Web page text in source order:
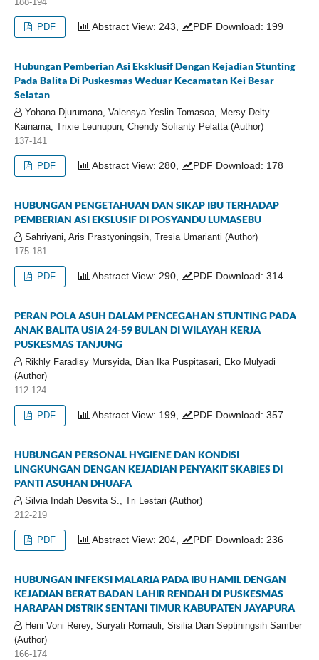
PDF Abstract View: 243, PDF Download: 199
Hubungan Pemberian Asi Eksklusif Dengan Kejadian Stunting
Pada Balita Di Puskesmas Weduar Kecamatan Kei Besar
Selatan
Yohana Djurumana, Valensya Yeslin Tomasoa, Mersy Delty
Kainama, Trixie Leunupun, Chendy Sofianty Pelatta (Author)
137-141
PDF Abstract View: 280, PDF Download: 178
HUBUNGAN PENGETAHUAN DAN SIKAP IBU TERHADAP
PEMBERIAN ASI EKSLUSIF DI POSYANDU LUMASEBU
Sahriyani, Aris Prastyoningsih, Tresia Umarianti (Author)
175-181
PDF Abstract View: 290, PDF Download: 314
PERAN POLA ASUH DALAM PENCEGAHAN STUNTING PADA
ANAK BALITA USIA 24-59 BULAN DI WILAYAH KERJA
PUSKESMAS TANJUNG
Rikhly Faradisy Mursyida, Dian Ika Puspitasari, Eko Mulyadi
(Author)
112-124
PDF Abstract View: 199, PDF Download: 357
HUBUNGAN PERSONAL HYGIENE DAN KONDISI
LINGKUNGAN DENGAN KEJADIAN PENYAKIT SKABIES DI
PANTI ASUHAN DHUAFA
Silvia Indah Desvita S., Tri Lestari (Author)
212-219
PDF Abstract View: 204, PDF Download: 236
HUBUNGAN INFEKSI MALARIA PADA IBU HAMIL DENGAN
KEJADIAN BERAT BADAN LAHIR RENDAH DI PUSKESMAS
HARAPAN DISTRIK SENTANI TIMUR KABUPATEN JAYAPURA
Heni Voni Rerey, Suryati Romauli, Sisilia Dian Septiningsih Samber
(Author)
166-174